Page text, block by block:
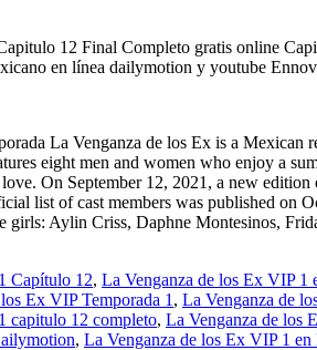
12 Final Completo gratis online
en línea dailymotion y youtube
La Venganza de los Ex is a
eight men and women who enjoy a
On September 12, 2021, a new
list of cast members was published on
girls: Aylin Criss, Daphne Montesinos,
Capítulo 12, La Venganza de los Ex VIP 1
Ex VIP Temporada 1 , La Venganza de
capitulo 12 completo, La Venganza de los
, La Venganza de los Ex VIP 1 en